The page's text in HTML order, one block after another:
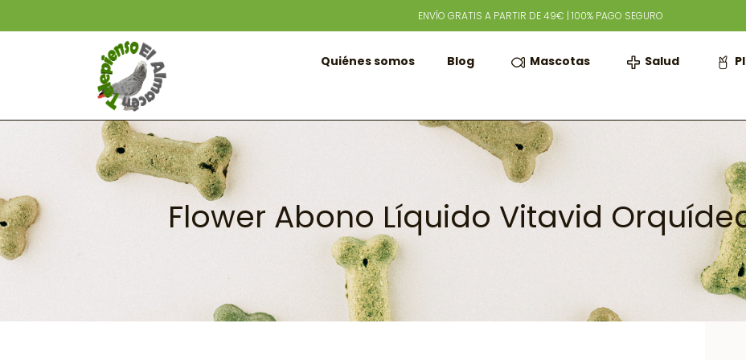
ENVÍO GRATIS A PARTIR DE 49€ | 100% PAGO SEGURO
Quiénes somos Blog Mascotas Salud
Flower Abono Líquido Vitavid